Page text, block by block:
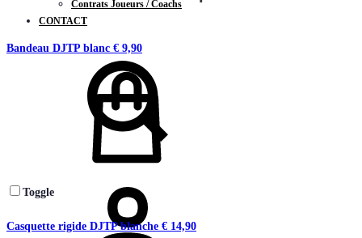
Contrats Joueurs / Coachs
CONTACT
Bandeau DJTP blanc € 9,90
Toggle
Casquette rigide DJTP blanche € 14,90